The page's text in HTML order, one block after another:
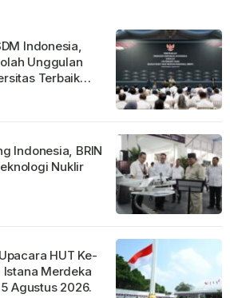
Indonesia,
Unggulan
Terbaik
Indonesia, BRIN
Nuklir
HUT Ke-
Istana Merdeka
Agustus 2026.